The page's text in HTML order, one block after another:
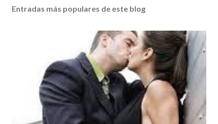
Entradas más populares de este blog